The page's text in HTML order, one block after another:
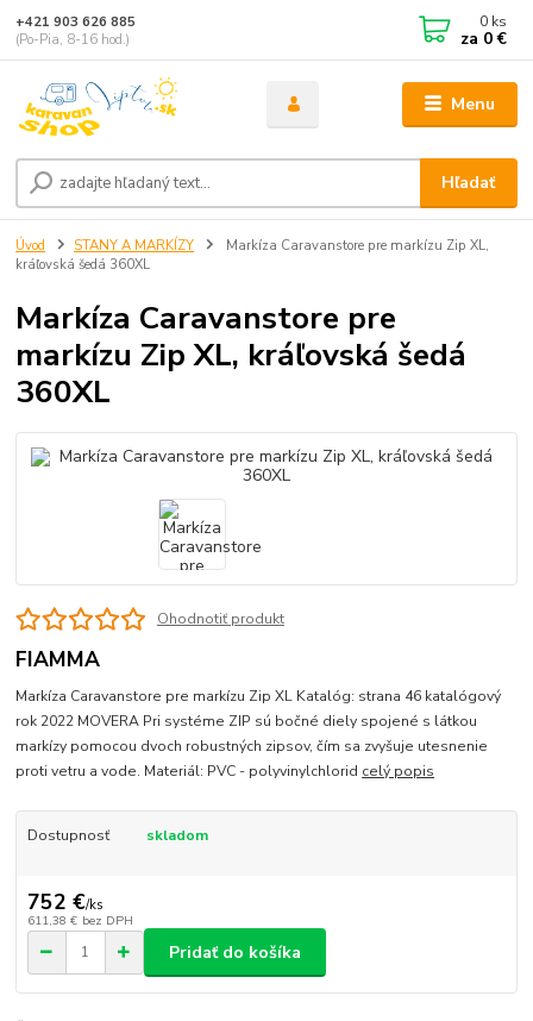
Menu
Hľadať
+421 903 626 885
(Po-Pia, 8-16 hod.)
0 ks
za 0 €
Úvod STANY A MARKÍZY
Markíza Caravanstore pre markízu Zip XL,
kráľovská šedá 360XL
Markíza Caravanstore pre
markízu Zip XL, kráľovská šedá
360XL
Ohodnotiť produkt
FIAMMA
Markíza Caravanstore pre markízu Zip XL Katalóg: strana 46 katalógový
rok 2022 MOVERA Pri systéme ZIP sú bočné diely spojené s látkou
markízy pomocou dvoch robustných zipsov, čím sa zvyšuje utesnenie
proti vetru a vode. Materiál: PVC - polyvinylchlorid celý popis
Dostupnosť skladom
752 €/ks
611,38 € bez DPH
Pridať do košíka